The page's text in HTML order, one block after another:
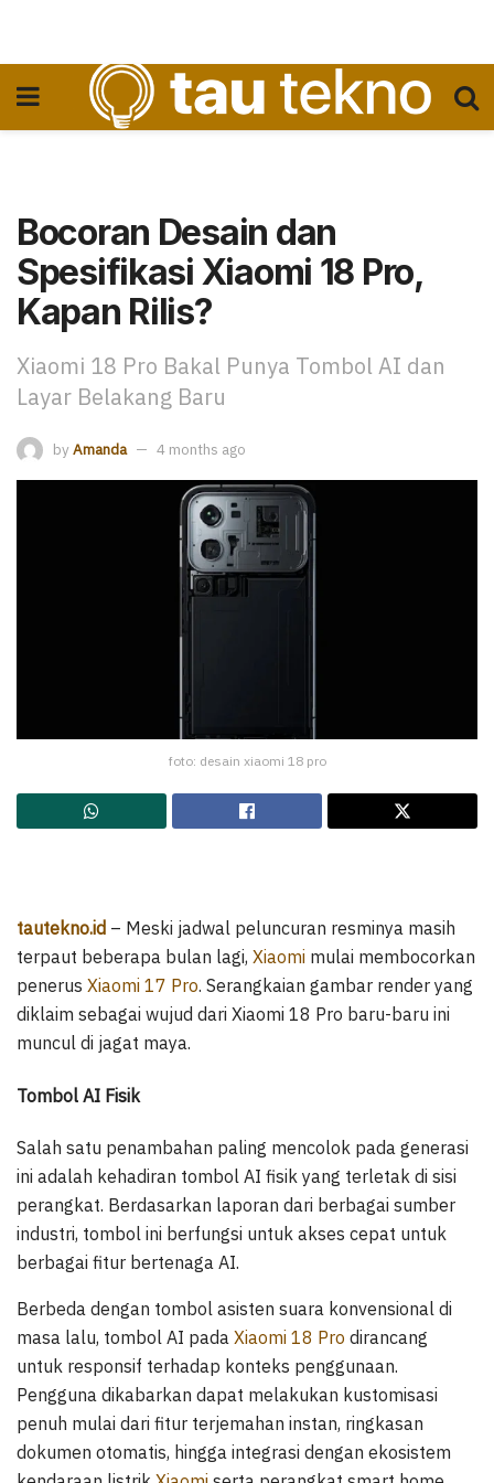
Bocoran Desain dan
Spesifikasi Xiaomi 18 Pro,
Kapan Rilis?
Xiaomi 18 Pro Bakal Punya Tombol AI dan
Layar Belakang Baru
by Amanda 4 months ago
foto: desain xiaomi 18 pro
tautekno.id – Meski jadwal peluncuran resminya masih
terpaut beberapa bulan lagi, Xiaomi mulai membocorkan
penerus Xiaomi 17 Pro. Serangkaian gambar render yang
diklaim sebagai wujud dari Xiaomi 18 Pro baru-baru ini
muncul di jagat maya.
Tombol AI Fisik
Salah satu penambahan paling mencolok pada generasi
ini adalah kehadiran tombol AI fisik yang terletak di sisi
perangkat. Berdasarkan laporan dari berbagai sumber
industri, tombol ini berfungsi untuk akses cepat untuk
berbagai fitur bertenaga AI.
Berbeda dengan tombol asisten suara konvensional di
masa lalu, tombol AI pada Xiaomi 18 Pro dirancang
untuk responsif terhadap konteks penggunaan.
Pengguna dikabarkan dapat melakukan kustomisasi
penuh mulai dari fitur terjemahan instan, ringkasan
dokumen otomatis, hingga integrasi dengan ekosistem